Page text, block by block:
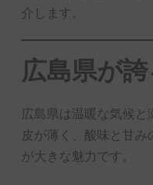
介します。
広島県が
広島県は温暖な気候
皮が薄く、酸味と甘
が大きな魅力です。